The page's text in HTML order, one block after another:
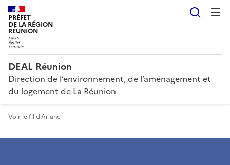
PRÉFET
DE LA RÉGION
RÉUNION
DEAL Réunion
Direction de l’environnement, de l’aménagement et
du logement de La Réunion
Voir le fil d'Ariane